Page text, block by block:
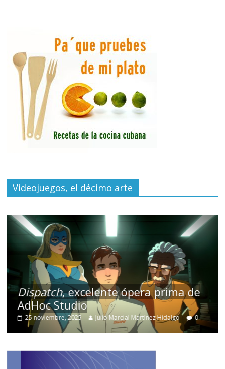
Videojuegos, el décimo arte
Dispatch, excelente ópera prima de
AdHoc Studio
25 noviembre, 2025 Julio Marcial Martínez Hidalgo 0